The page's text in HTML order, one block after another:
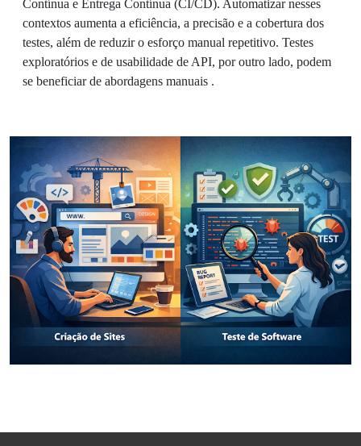
Contínua e Entrega Contínua (CI/CD). Automatizar nesses
contextos aumenta a eficiência, a precisão e a cobertura dos
testes, além de reduzir o esforço manual repetitivo. Testes
exploratórios e de usabilidade de API, por outro lado, podem
se beneficiar de abordagens manuais .